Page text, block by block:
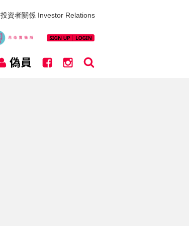
投資者關係 Investor Relations